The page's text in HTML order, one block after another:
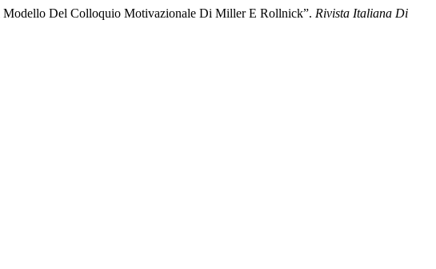
Modello Del Colloquio Motivazionale Di Miller E Rollnick”. Rivista Italiana Di